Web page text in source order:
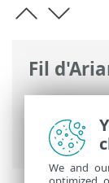
Fil
Aide en
Security >
We and